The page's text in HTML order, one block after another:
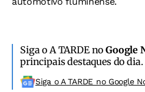
Siga o A TARDE noGoogle
principais destaques do dia.
Siga o A TARDE no Google